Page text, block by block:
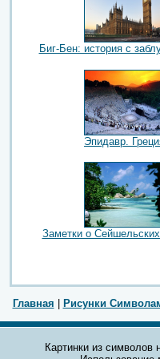
Биг-Бен: история с
Эпидавр.
Заметки о
Главная Рисунки
Картинки из символов